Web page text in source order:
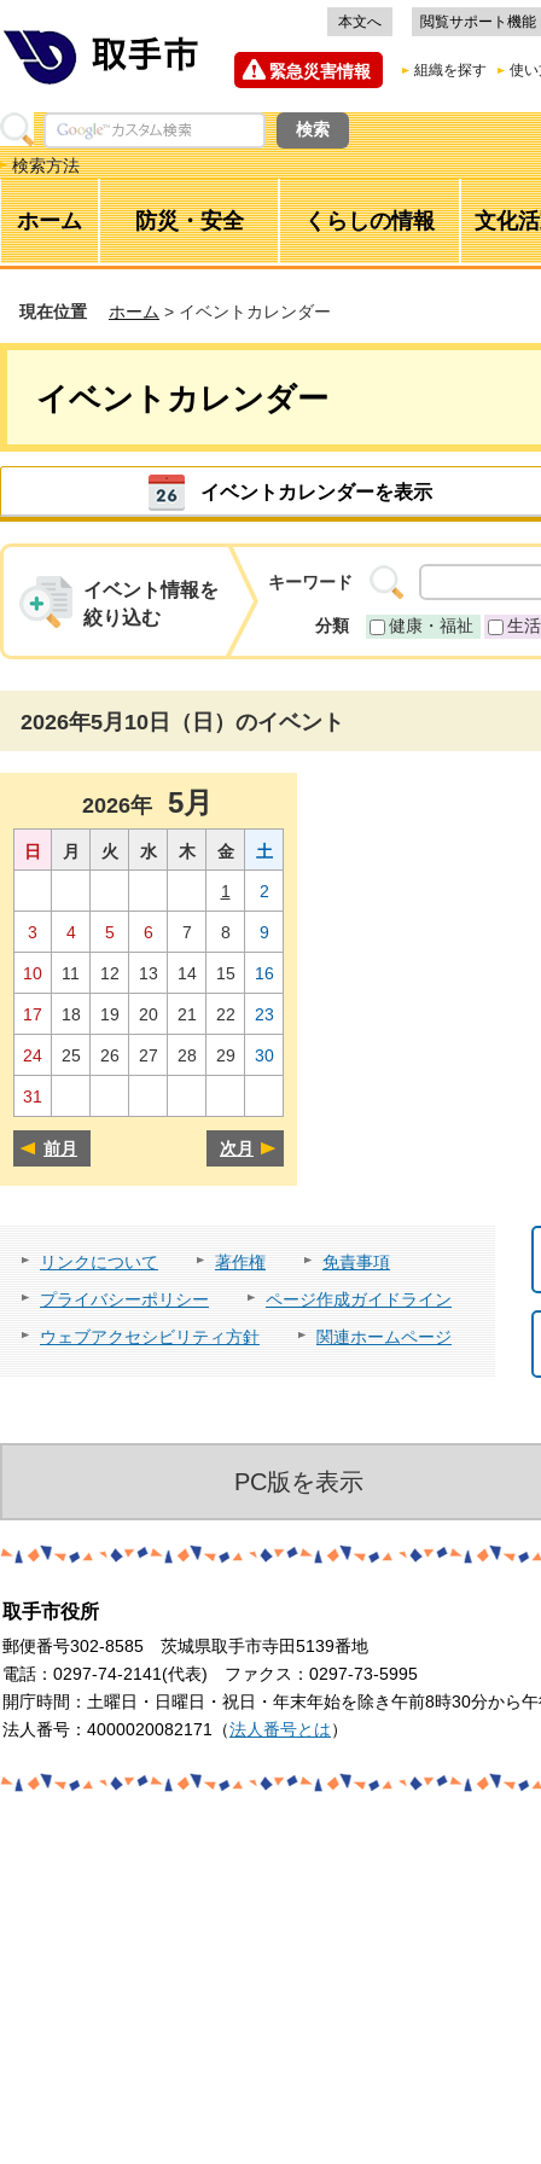
本文へ 閲覧サポート機能
緊急災害情報 組織を探す 使
検索方法
ホーム 防災・安全 くらしの情報 文化
現在位置 ホーム > イベントカレンダー
イベントカレンダー
イベントカレンダーを表示
イベント情報を
絞り込む
キーワード
分類 健康・福祉 生活
2026年5月10日（日）のイベント
2026年 5月
日 月 火 水 木 金 土
1 2
3 4 5 6 7 8 9
10 11 12 13 14 15 16
17 18 19 20 21 22 23
24 25 26 27 28 29 30
31
前月 次月
リンクについて 著作権
免責事項
プライバシーポリシー
ページ作成ガイドライン
ウェブアクセシビリティ方針
関連ホームページ
PC版を表示
取手市役所
郵便番号302-8585 茨城県取手市寺田5139番地
電話：0297-74-2141(代表) ファクス：0297-73-5995
開庁時間：土曜日・日曜日・祝日・年末年始を除き午前8時30分から
法人番号：4000020082171（法人番号とは）